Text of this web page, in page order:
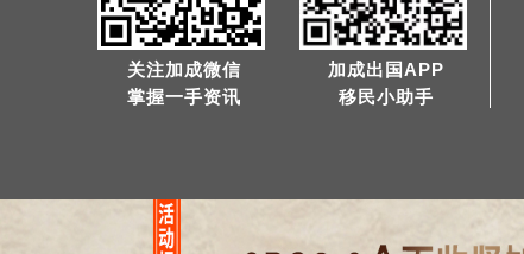
关注加成微信
掌握一手资讯
加成出国APP
移民小助手